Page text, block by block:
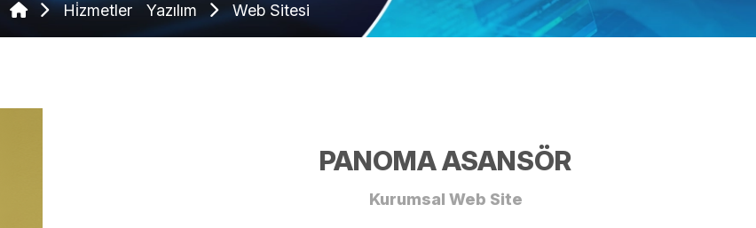
Hi̇zmetler Yazılım Web Sitesi
PANOMA ASANSÖR
Kurumsal Web Site